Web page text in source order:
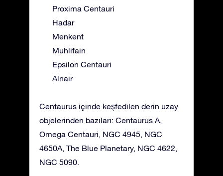
Proxima Centauri
Hadar
Menkent
Muhlifain
Epsilon Centauri
Alnair
Centaurus içinde keşfedilen derin uzay
objelerinden bazıları: Centaurus A,
Omega Centauri, NGC 4945, NGC
4650A, The Blue Planetary, NGC 4622,
NGC 5090.